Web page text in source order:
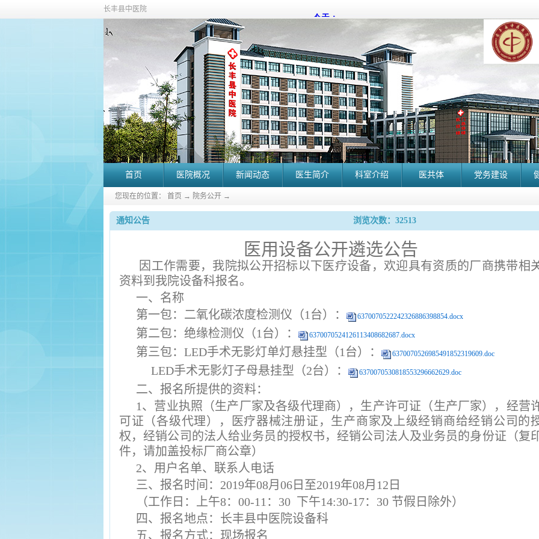
长丰县中医院
首页 医院概况 新闻动态 医生简介 科室介绍 医共体 党务建设
您现在的位置： 首页 → 院务公开 →
通知公告 浏览次数：32513
医用设备公开遴选公告
因工作需要，我院拟公开招标以下医疗设备，欢迎具有资质的厂商携带相
资料到我院设备科报名。
一、名称
第一包： 二氧化碳浓度检测仪（1台）： 6370070522242326886398854.docx
第二包： 绝缘检测仪（1台）： 6370070524126113408682687.docx
第三包：LED手术无影灯单灯悬挂型（1台）： 6370070526985491852319609.doc
LED手术无影灯子母悬挂型（2台）： 6370070530818553296662629.doc
二、报名所提供的资料：
1、营业执照（生产厂家及各级代理商），生产许可证（生产厂家），经营
可证（各级代理），医疗器械注册证，生产商家及上级经销商给经销公司的
权，经销公司的法人给业务员的授权书，经销公司法人及业务员的身份证（复
件，请加盖投标厂商公章）
2、用户名单、联系人电话
三、报名时间： 2019年08月 06 日至2019年08月 12 日
（工作日：上午8：00-11：30 下午14:30-17：30 节假日除外）
四、报名地点：长丰县中医院设备科
五、报名方式：现场报名